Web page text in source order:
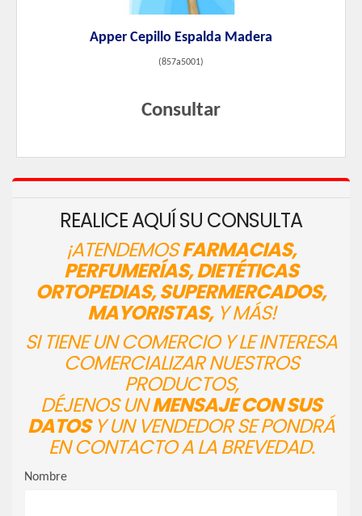
Apper Cepillo Espalda Madera
(857a5001)
Consultar
REALICE AQUÍ SU CONSULTA
¡ATENDEMOSFARMACIAS,
PERFUMERÍAS, DIETÉTICAS
ORTOPEDIAS, SUPERMERCADOS,
MAYORISTAS,Y MÁS!
SI TIENE UN COMERCIO Y LE INTERESA
COMERCIALIZAR NUESTROS
PRODUCTOS,
DÉJENOS UNMENSAJE CON SUS
DATOSY UN VENDEDOR SE PONDRÁ
EN CONTACTO A LA BREVEDAD.
Nombre